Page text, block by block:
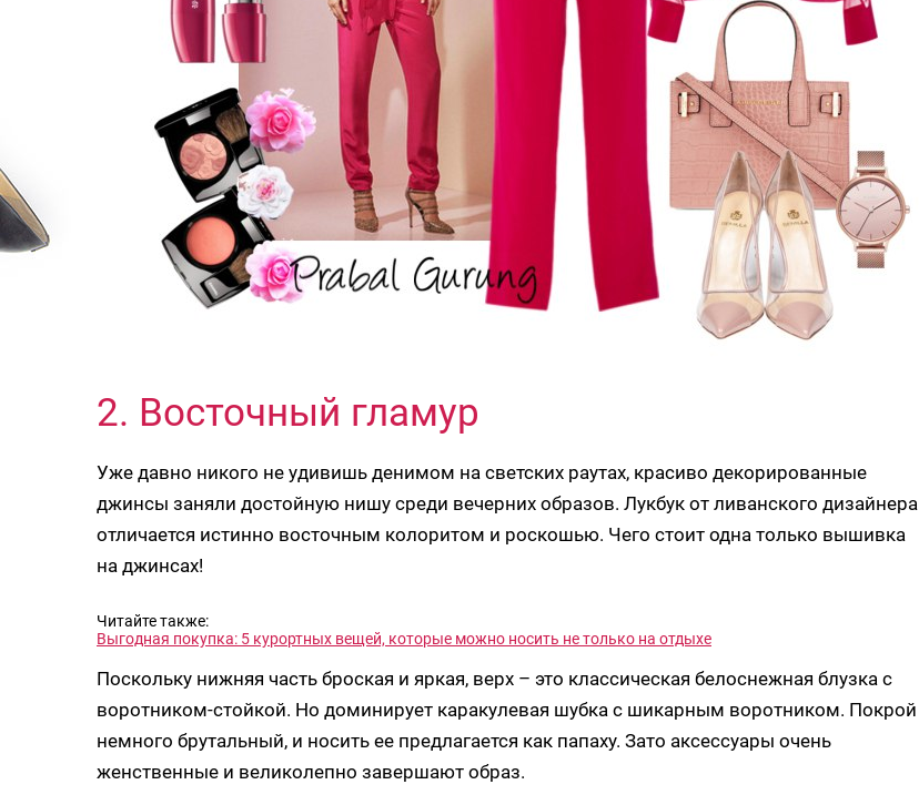
2. Восточный гламур
Уже давно никого не удивишь денимом на светских раутах, красиво декорированные
джинсы заняли достойную нишу среди вечерних образов. Лукбук от ливанского дизайнера
отличается истинно восточным колоритом и роскошью. Чего стоит одна только вышивка
на джинсах!
Читайте также:
Выгодная покупка: 5 курортных вещей, которые можно носить не только на отдыхе
Поскольку нижняя часть броская и яркая, верх – это классическая белоснежная блузка с
воротником-стойкой. Но доминирует каракулевая шубка с шикарным воротником. Покрой
немного брутальный, и носить ее предлагается как папаху. Зато аксессуары очень
женственные и великолепно завершают образ.